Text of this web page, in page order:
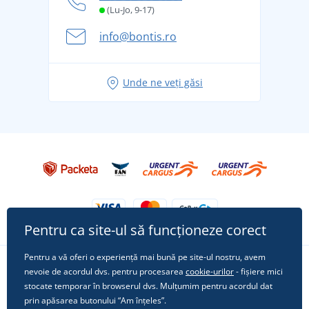
și în siguranță
Aventura de vară începe cu bagajul - pregătiți-vă
pentru vacanță fără griji
Tricoul preferat City în rol principal: ținute pentru
(Lu-Jo, 9-17)
info@bontis.ro
Unde ne veți găsi
Urmărește-ne pe rețelele sociale
Pentru ca site-ul să funcționeze corect
Pentru a vă oferi o experiență mai bună pe site-ul nostru, avem
nevoie de acordul dvs. pentru procesarea cookie-urilor- fișiere mici
stocate temporar în browserul dvs. Mulțumim pentru acordul dat
prin apăsarea butonului “Am înțeles”.